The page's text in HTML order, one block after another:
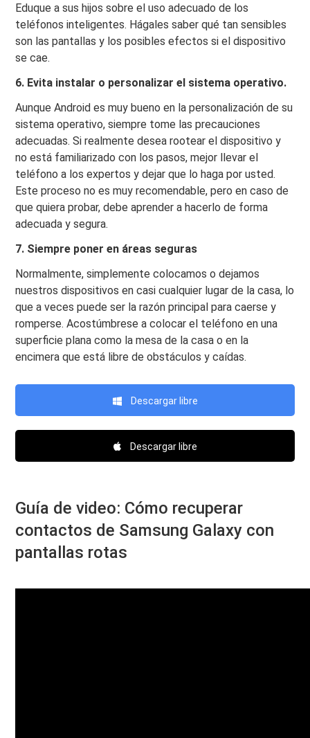
Eduque a sus hijos sobre el uso adecuado de los
teléfonos inteligentes. Hágales saber qué tan sensibles
son las pantallas y los posibles efectos si el dispositivo
se cae.
6. Evita instalar o personalizar el sistema operativo.
Aunque Android es muy bueno en la personalización de su
sistema operativo, siempre tome las precauciones
adecuadas. Si realmente desea rootear el dispositivo y
no está familiarizado con los pasos, mejor llevar el
teléfono a los expertos y dejar que lo haga por usted.
Este proceso no es muy recomendable, pero en caso de
que quiera probar, debe aprender a hacerlo de forma
adecuada y segura.
7. Siempre poner en áreas seguras
Normalmente, simplemente colocamos o dejamos
nuestros dispositivos en casi cualquier lugar de la casa, lo
que a veces puede ser la razón principal para caerse y
romperse. Acostúmbrese a colocar el teléfono en una
superficie plana como la mesa de la casa o en la
encimera que está libre de obstáculos y caídas.
Descargar libre
Descargar libre
Guía de video: Cómo recuperar
contactos de Samsung Galaxy con
pantallas rotas